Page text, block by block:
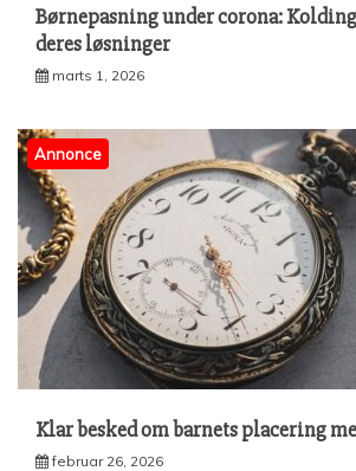
Børnepasning under corona:
deres løsninger
marts 1, 2026
Annonce
Klar besked om barnets placering
februar 26, 2026